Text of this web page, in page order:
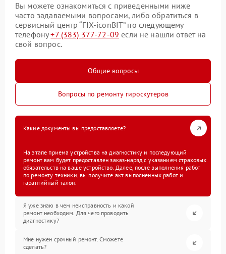
Вы можете ознакомиться с приведенными ниже
часто задаваемыми вопросами, либо обратиться в
сервисный центр “FIX-iconBIT” по следующему
телефону+7 (383) 377-72-09 если не нашли ответ на
свой вопрос.
Общие вопросы
Вопросы по ремонту гироскутеров
Какие документы вы предоставляете?
На этапе приема устройства на диагностику и последующий
ремонт вам будет предоставлен заказ-наряд с указанием страховых
обязательств на ваше устройство. Далее, после выполнения работ
по ремонту техники, вы получите акт выполненных работ и
гарантийный талон.
Я уже знаю в чем неисправность и какой
ремонт необходим. Для чего проводить
диагностику?
Мне нужен срочный ремонт. Сможете
сделать?